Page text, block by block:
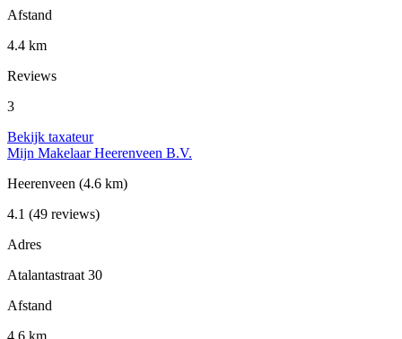
Afstand
4.4 km
Reviews
3
Bekijk taxateur
Mijn Makelaar Heerenveen B.V.
Heerenveen (4.6 km)
4.1 (49 reviews)
Adres
Atalantastraat 30
Afstand